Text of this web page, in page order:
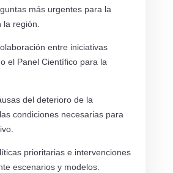
más urgentes para la
la región.
entre iniciativas
el Panel Científico para la
del deterioro de la
condiciones necesarias para
prioritarias e intervenciones
escenarios y modelos.